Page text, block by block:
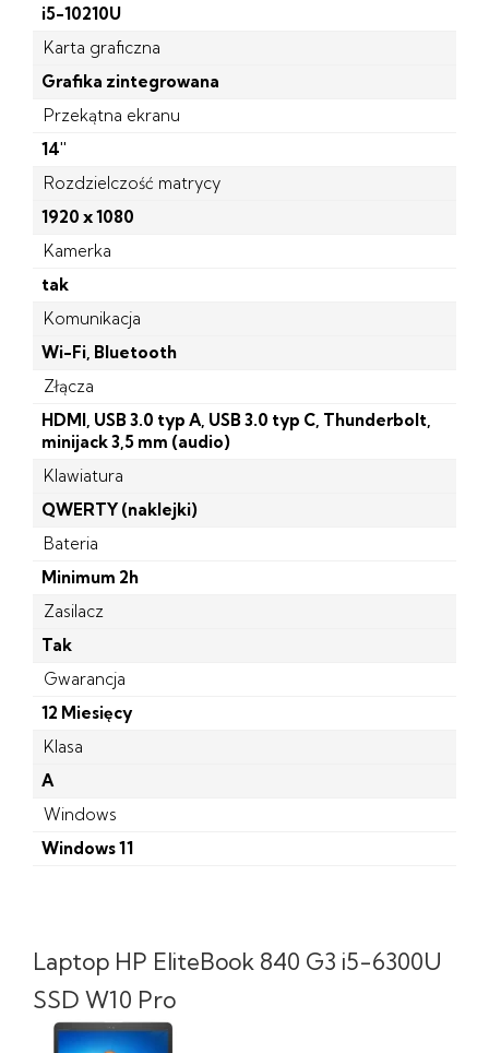
i5-10210U
Karta graficzna
Grafika zintegrowana
Przekątna ekranu
14''
Rozdzielczość matrycy
1920 x 1080
Kamerka
tak
Komunikacja
Wi-Fi, Bluetooth
Złącza
HDMI, USB 3.0 typ A, USB 3.0 typ C, Thunderbolt,
minijack 3,5 mm (audio)
Klawiatura
QWERTY (naklejki)
Bateria
Minimum 2h
Zasilacz
Tak
Gwarancja
12 Miesięcy
Klasa
A
Windows
Windows 11
Laptop HP EliteBook 840 G3 i5-6300U
SSD W10 Pro